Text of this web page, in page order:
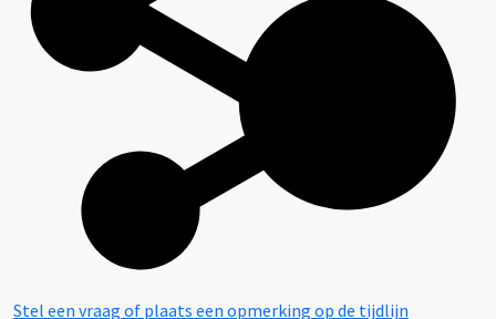
Stel een vraag of plaats een opmerking op de tijdlijn